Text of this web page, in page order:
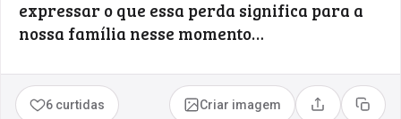
expressar o que essa perda significa para a
nossa família nesse momento…
6 curtidas Criar imagem Compartilhar
Copiar